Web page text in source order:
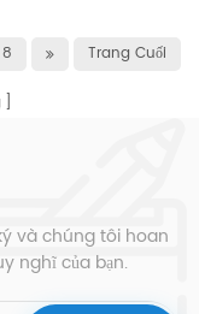
8 Trang Cuối
và chúng tôi hoan
nghĩ của bạn.